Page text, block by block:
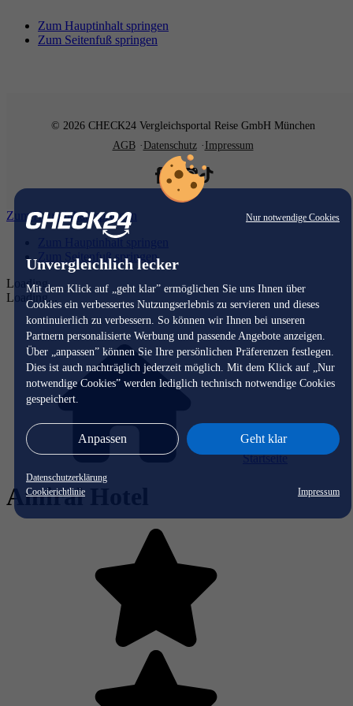
Nur notwendige Cookies
Unvergleichlich lecker
Mit dem Klick auf „geht klar” ermöglichen Sie uns Ihnen über
Cookies ein verbessertes Nutzungserlebnis zu servieren und dieses
kontinuierlich zu verbessern. So können wir Ihnen bei unseren
Partnern personalisierte Werbung und passende Angebote anzeigen.
Über „anpassen” können Sie Ihre persönlichen Präferenzen festlegen.
Dies ist auch nachträglich jederzeit möglich. Mit dem Klick auf „Nur
notwendige Cookies” werden lediglich technisch notwendige Cookies
gespeichert.
Anpassen Geht klar
Datenschutzerklärung
Cookierichtlinie
Impressum
Zum Hauptinhalt springen
Zum Seitenfuß springen
© 2026 CHECK24 Vergleichsportal Reise GmbH München
AGB
Datenschutz Impressum
Zum Hauptinhalt springen
Zum Hauptinhalt springen
Zum Seitenfuß springen
Loading...
Loading...
Startseite
Amiral Hotel